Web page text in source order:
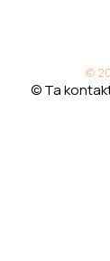
©
© Ta